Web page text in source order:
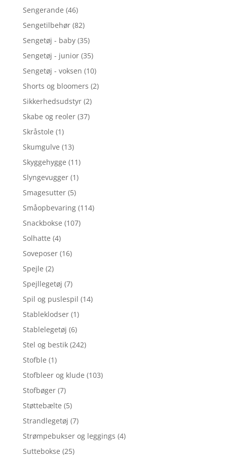
Sengerande (46)
Sengetilbehør (82)
Sengetøj - baby (35)
Sengetøj - junior (35)
Sengetøj - voksen (10)
Shorts og bloomers (2)
Sikkerhedsudstyr (2)
Skabe og reoler (37)
Skråstole (1)
Skumgulve (13)
Skyggehygge (11)
Slyngevugger (1)
Smagesutter (5)
Småopbevaring (114)
Snackbokse (107)
Solhatte (4)
Soveposer (16)
Spejle (2)
Spejllegetøj (7)
Spil og puslespil (14)
Stableklodser (1)
Stablelegetøj (6)
Stel og bestik (242)
Stofble (1)
Stofbleer og klude (103)
Stofbøger (7)
Støttebælte (5)
Strandlegetøj (7)
Strømpebukser og leggings (4)
Suttebokse (25)